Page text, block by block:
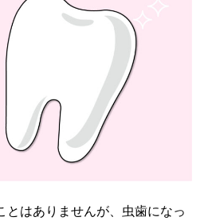
とはありませんが、虫歯になっ